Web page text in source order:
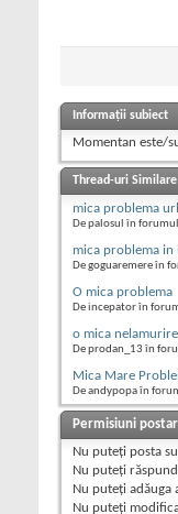
Informații subiect
Momentan este/
Thread-uri Similare
mica problema
De palosul în
mica problema in
De goguaremere în
O mica problema
De incepator în
o mica nelamurire
De prodan_13 în
Mica Mare
De andypopa în
Permisiuni
Nu puteţi posta
Nu puteţi
Nu puteţi adăuga
Nu puteţi